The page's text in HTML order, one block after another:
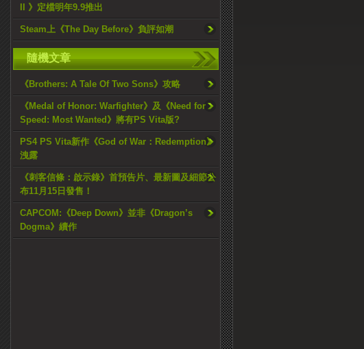
II 》定檔明年9.9推出
Steam上《The Day Before》負評如潮
隨機文章
《Brothers: A Tale Of Two Sons》攻略
《Medal of Honor: Warfighter》及《Need for
Speed​​: Most Wanted》將有PS Vita版?
PS4 PS Vita新作《God of War：Redemption》
洩露
《刺客信條：啟示錄》首預告片、最新圖及細節公
布11月15日發售！
CAPCOM:《Deep Down》並非《Dragon’s
Dogma》續作